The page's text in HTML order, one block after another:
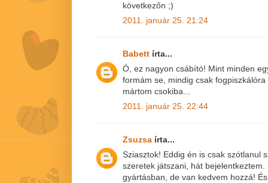
következőn ;)
2011. január 25. 21:24
Babett írta...
Ó, ez nagyon csábító! Mint minden
formám se, mindig csak
mártom csokiba...
2011. január 25. 22:44
Zsuzsa írta...
Sziasztok! Eddig én is csak szótlanul
szeretek játszani, hát
gyártásban, de van kedvem hozzá!